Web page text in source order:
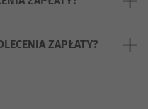
ZAPŁATY?